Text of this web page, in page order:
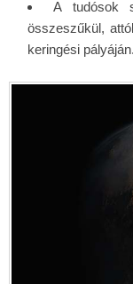
A tudósok
összeszűkül,
keringési pályáján.